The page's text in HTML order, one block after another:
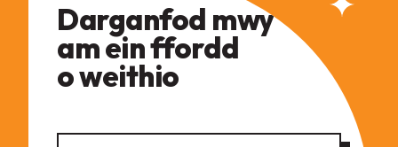
Darganfod mwy
am ein ffordd
o weithio